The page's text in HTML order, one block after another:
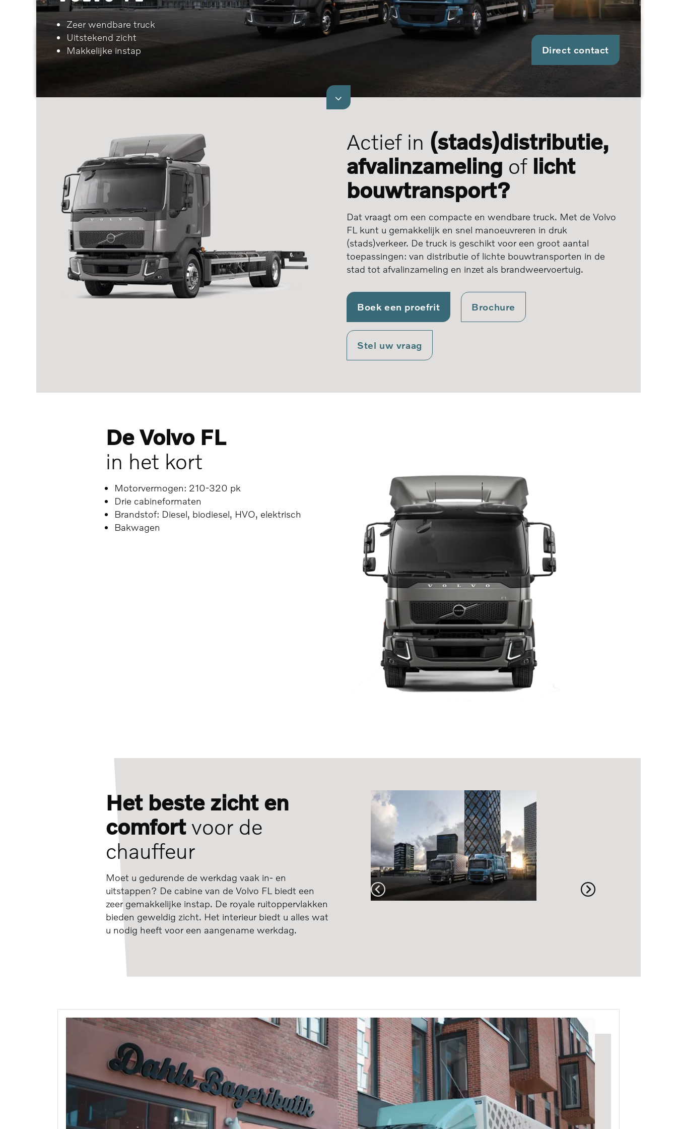
Zeer wendbare truck
Uitstekend zicht
Makkelijke instap
Direct contact
Actief in (stads)distributie,
afvalinzameling oflicht
bouwtransport?
Dat vraagt om een compacte en wendbare truck. Met de Volvo
FL kunt u gemakkelijk en snel manoeuvreren in druk
(stads)verkeer. De truck is geschikt voor een groot aantal
toepassingen: van distributie of lichte bouwtransporten in de
stad tot afvalinzameling en inzet als brandweervoertuig.
Boek een proefrit Brochure
Stel uw vraag
De Volvo FL
in het kort
Motorvermogen: 210-320 pk
Drie cabineformaten
Brandstof: Diesel, biodiesel, HVO, elektrisch
Bakwagen
Het beste zicht en
comfortvoor de
chauffeur
Moet u gedurende de werkdag vaak in- en
uitstappen? De cabine van de Volvo FL biedt een
zeer gemakkelijke instap. De royale ruitoppervlakken
bieden geweldig zicht. Het interieur biedt u alles wat
u nodig heeft voor een aangename werkdag.